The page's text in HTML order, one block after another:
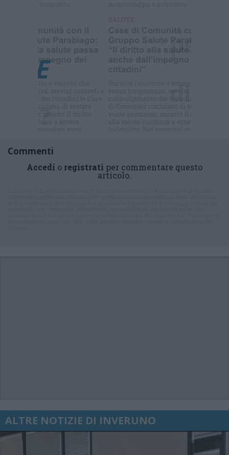
Commenti
Accedi o registrati per commentare questo
articolo.
ALTRE NOTIZIE DI INVERUNO